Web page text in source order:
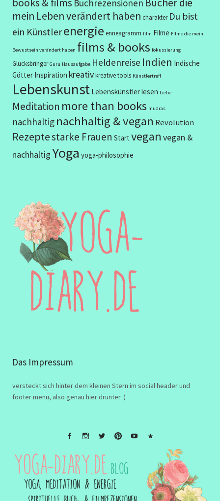
books & films Buchrezensionen Bücher die
mein Leben verändert haben charakter Du bist
ein Künstlerenergie enneagramm film Filme Filme die mein
Bewustsein verändert haben films & books fokussierung
Glücksbringer Guru Hausaufgabe Heldenreise Indien Indische
Götter Inspiration kreativkreative tools Künstlertreff
Lebenskunst Lebenskünstlerlesen Liebe
Meditation more than books mudras
nachhaltig nachhaltig & vegan Revolution
Rezeptestarke Frauen Start vegan vegan &
nachhaltigYoga yoga-philosophie
Das Impressum
versteckt sich hinter dem kleinen Stern im social header und
footer menu, also genau hier drunter :)
Impressum
Disclaimer